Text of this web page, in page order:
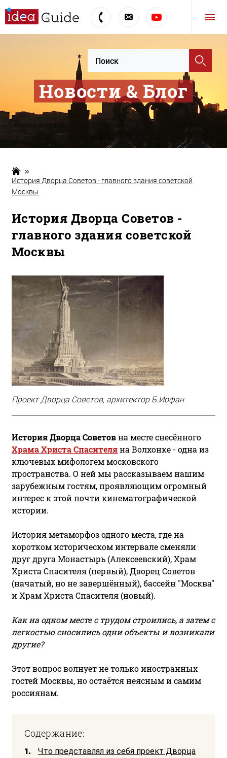
Новости & Блог
История Дворца Советов - главного здания советской
Москвы
История Дворца Советов -
главного здания советской
Москвы
Проект Дворца Советов, архитектор Б.Иофан
История Дворца Советовна месте снесённого
Храма Христа Спасителяна Волхонке - одна из
ключевых мифологем московского
пространства. О ней мы рассказываем нашим
зарубежным гостям, проявляющим огромный
интерес к этой почти кинематографической
истории.
История метаморфоз одного места, где на
коротком историческом интервале сменяли
друг друга Монастырь (Алексеевский), Храм
Христа Спасителя (первый), Дворец Советов
(начатый, но не завершённый), бассейн "Москва"
и Храм Христа Спасителя (новый).
Как на одном месте с трудом строились, а затем с
легкостью сносились одни объекты и возникали
другие?
Этот вопрос волнует не только иностранных
гостей Москвы, но остаётся неясным и самим
россиянам.
Содержание:
1.
Что представлял из себя проект Дворца